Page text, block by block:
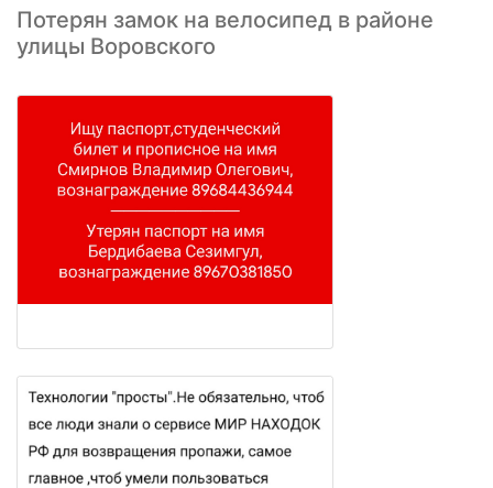
Потерян замок на велосипед в районе
улицы Воровского